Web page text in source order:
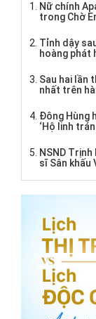
Nữ chính
trong Chờ
Tỉnh dậy
hoàng phát
Sau hai lần
nhất trên
Đông Hùng
‘Hộ linh
NSND
sĩ Sân khấu